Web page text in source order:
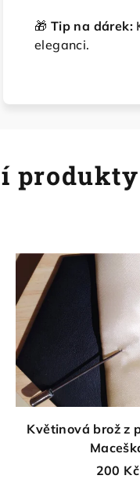
🎁 Tip na dárek:
eleganci.
produkty
Květinová brož z
200 Kč